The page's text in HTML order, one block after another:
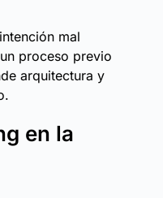
mal
proceso previo
arquitectura y
en la